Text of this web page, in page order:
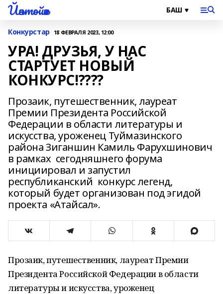
Йәнтөйәк
Конкурстар 18 ФЕВРАЛЯ 2023, 12:00
УРА! ДРУЗЬЯ, У НАС
СТАРТУЕТ НОВЫЙ
КОНКУРС!????
Прозаик, путешественник, лауреат
Премии Президента Российской
Федерации в области литературы и
искусства, уроженец Туймазинского
района Зиганшин Камиль Фарухшинович
в рамках сегодняшнего форума
инициировал и запустил
республиканский конкурс легенд,
который будет организован под эгидой
проекта «Атайсал».
Прозаик, путешественник, лауреат Премии
Президента Российской Федерации в области
литературы и искусства, уроженец